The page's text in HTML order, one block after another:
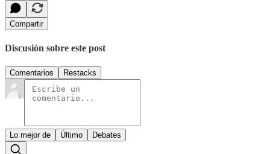
Compartir
Discusión sobre este post
Comentarios Restacks
Lo mejor de Último Debates